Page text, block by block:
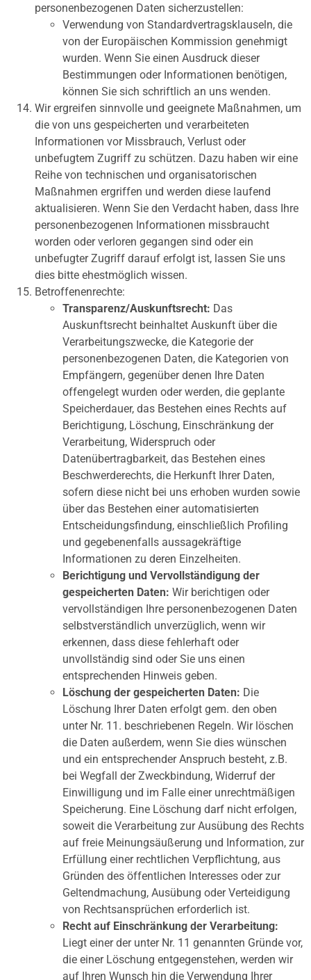
personenbezogenen Daten sicherzustellen:
Verwendung von Standardvertragsklauseln, die
von der Europäischen Kommission genehmigt
wurden. Wenn Sie einen Ausdruck dieser
Bestimmungen oder Informationen benötigen,
können Sie sich schriftlich an uns wenden.
Wir ergreifen sinnvolle und geeignete Maßnahmen, um
die von uns gespeicherten und verarbeiteten
Informationen vor Missbrauch, Verlust oder
unbefugtem Zugriff zu schützen. Dazu haben wir eine
Reihe von technischen und organisatorischen
Maßnahmen ergriffen und werden diese laufend
aktualisieren. Wenn Sie den Verdacht haben, dass Ihre
personenbezogenen Informationen missbraucht
worden oder verloren gegangen sind oder ein
unbefugter Zugriff darauf erfolgt ist, lassen Sie uns
dies bitte ehestmöglich wissen.
Betroffenenrechte:
Transparenz/Auskunftsrecht: Das
Auskunftsrecht beinhaltet Auskunft über die
Verarbeitungszwecke, die Kategorie der
personenbezogenen Daten, die Kategorien von
Empfängern, gegenüber denen Ihre Daten
offengelegt wurden oder werden, die geplante
Speicherdauer, das Bestehen eines Rechts auf
Berichtigung, Löschung, Einschränkung der
Verarbeitung, Widerspruch oder
Datenübertragbarkeit, das Bestehen eines
Beschwerderechts, die Herkunft Ihrer Daten,
sofern diese nicht bei uns erhoben wurden sowie
über das Bestehen einer automatisierten
Entscheidungsfindung, einschließlich Profiling
und gegebenenfalls aussagekräftige
Informationen zu deren Einzelheiten.
Berichtigung und Vervollständigung der
gespeicherten Daten: Wir berichtigen oder
vervollständigen Ihre personenbezogenen Daten
selbstverständlich unverzüglich, wenn wir
erkennen, dass diese fehlerhaft oder
unvollständig sind oder Sie uns einen
entsprechenden Hinweis geben.
Löschung der gespeicherten Daten: Die
Löschung Ihrer Daten erfolgt gem. den oben
unter Nr. 11. beschriebenen Regeln. Wir löschen
die Daten außerdem, wenn Sie dies wünschen
und ein entsprechender Anspruch besteht, z.B.
bei Wegfall der Zweckbindung, Widerruf der
Einwilligung und im Falle einer unrechtmäßigen
Speicherung. Eine Löschung darf nicht erfolgen,
soweit die Verarbeitung zur Ausübung des Rechts
auf freie Meinungsäußerung und Information, zur
Erfüllung einer rechtlichen Verpflichtung, aus
Gründen des öffentlichen Interesses oder zur
Geltendmachung, Ausübung oder Verteidigung
von Rechtsansprüchen erforderlich ist.
Recht auf Einschränkung der Verarbeitung:
Liegt einer der unter Nr. 11 genannten Gründe vor,
die einer Löschung entgegenstehen, werden wir
auf Ihren Wunsch hin die Verwendung Ihrer